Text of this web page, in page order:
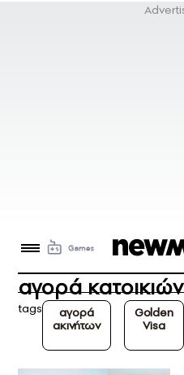
αγορά κατοικιών
tags
αγορά
ακινήτων
Golden
Visa